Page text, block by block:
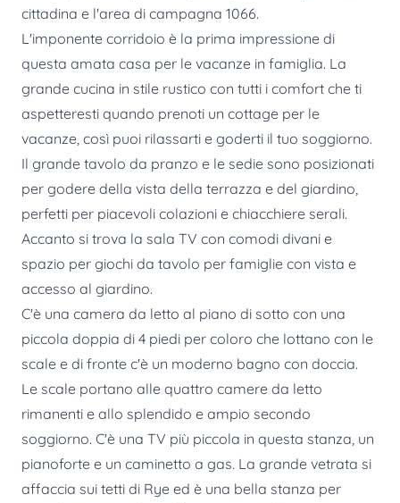
cittadina e l'area di campagna 1066.
L'imponente corridoio è la prima impressione di
questa amata casa per le vacanze in famiglia. La
grande cucina in stile rustico con tutti i comfort che ti
aspetteresti quando prenoti un cottage per le
vacanze, così puoi rilassarti e goderti il ​​tuo soggiorno.
Il grande tavolo da pranzo e le sedie sono posizionati
per godere della vista della terrazza e del giardino,
perfetti per piacevoli colazioni e chiacchiere serali.
Accanto si trova la sala TV con comodi divani e
spazio per giochi da tavolo per famiglie con vista e
accesso al giardino.
C'è una camera da letto al piano di sotto con una
piccola doppia di 4 piedi per coloro che lottano con le
scale e di fronte c'è un moderno bagno con doccia.
Le scale portano alle quattro camere da letto
rimanenti e allo splendido e ampio secondo
soggiorno. C'è una TV più piccola in questa stanza, un
pianoforte e un caminetto a gas. La grande vetrata si
affaccia sui tetti di Rye ed è una bella stanza per